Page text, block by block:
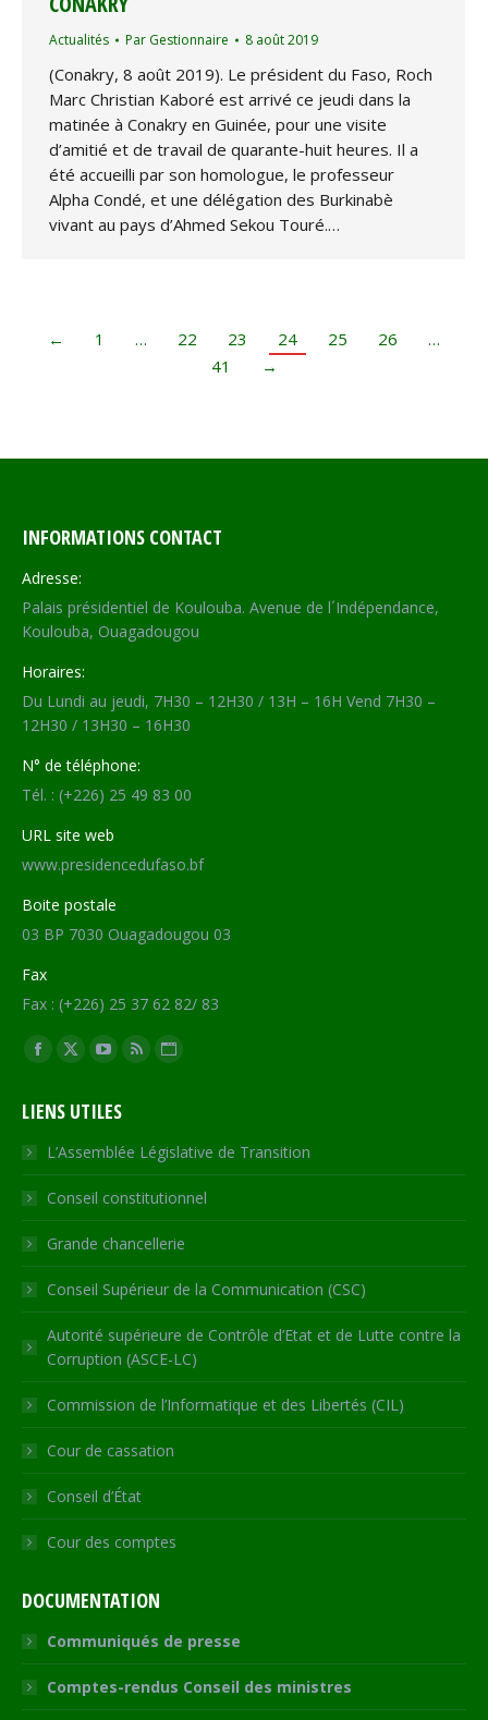
Actualités Par Gestionnaire 8 août 2019
(Conakry, 8 août 2019). Le président du Faso, Roch
Marc Christian Kaboré est arrivé ce jeudi dans la
matinée à Conakry en Guinée, pour une visite
d’amitié et de travail de quarante-huit heures. Il a
été accueilli par son homologue, le professeur
Alpha Condé, et une délégation des Burkinabè
vivant au pays d’Ahmed Sekou Touré.…
← 1 … 22 23 24 25 26
…
41
→
INFORMATIONS CONTACT
Adresse:
Palais présidentiel de Koulouba. Avenue de l´Indépendance,
Koulouba, Ouagadougou
Horaires:
Du Lundi au jeudi, 7H30 – 12H30 / 13H – 16H Vend 7H30 –
12H30 / 13H30 – 16H30
N° de téléphone:
Tél. : (+226) 25 49 83 00
URL site web
www.presidencedufaso.bf
Boite postale
03 BP 7030 Ouagadougou 03
Fax
Fax : (+226) 25 37 62 82/ 83
Trouvez nous sur :
Facebook
opens
in
new
window
X
opens
in
new
window
YouTube
opens
in
new
window
RSS
in
new
window
Site
opens
in
new
LIENS UTILES
L’Assemblée Législative de Transition
Conseil constitutionnel
Grande chancellerie
Conseil Supérieur de la Communication (CSC)
Autorité supérieure de Contrôle d’Etat et de Lutte contre la
Corruption (ASCE-LC)
Commission de l’Informatique et des Libertés (CIL)
Cour de cassation
Conseil d’État
Cour des comptes
DOCUMENTATION
Communiqués de presse
Comptes-rendus Conseil des ministres